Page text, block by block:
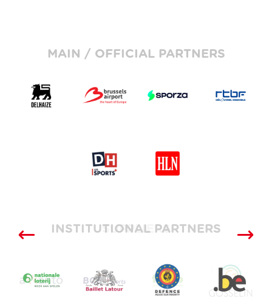
MAIN / OFFICIAL PARTNERS
SUPPLIERS
INSTITUTIONAL PARTNERS